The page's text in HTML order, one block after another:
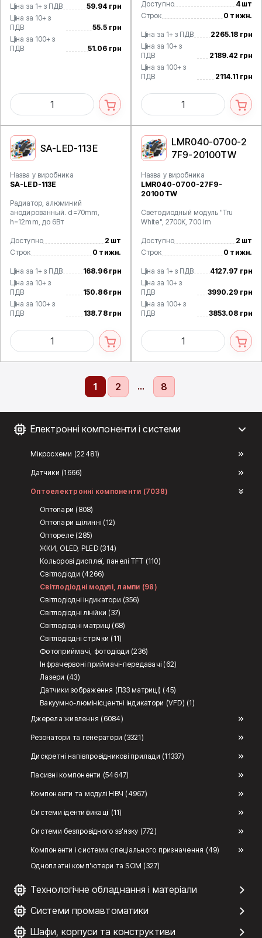
Електронні компоненти і системи
Мікросхеми (22481)
Датчики (1666)
Оптоелектронні компоненти (7038)
Оптопари (808)
Оптопари щілинні (12)
Оптореле (285)
ЖКИ, OLED, PLED (314)
Кольорові дисплеї, панелі TFT (110)
Світлодіоди (4266)
Світлодіодні модулі, лампи (98)
Світлодіодні індикатори (356)
Світлодіодні лінійки (37)
Світлодіодні матриці (68)
Світлодіодні стрічки (11)
Фотоприймачі, фотодіоди (236)
Інфрачервоні приймачі-передавачі (62)
Лазери (43)
Датчики зображення (ПЗЗ матриці) (45)
Вакуумно-люмінісцентні індикатори (VFD) (1)
Джерела живлення (6084)
Резонатори та генератори (3321)
Дискретні напівпровідникові прилади (11337)
Пасивні компоненти (54647)
Компоненти та модулі НВЧ (4967)
Системи ідентификації (11)
Системи безпровідного зв'язку (772)
Компоненти і системи спеціального призначення (49)
Одноплатні комп'ютери та SOM (327)
Технологічне обладнання і матеріали
Системи промавтоматики
Шафи, корпуси та конструктиви
Ціна за 1+ з ПДВ
59.94 грн
Ціна за 10+ з
ПДВ
55.5 грн
Ціна за 100+ з
ПДВ
51.06 грн
Доступно
4 шт
Строк
0 тижн.
Ціна за 1+ з ПДВ
2265.18 грн
Ціна за 10+ з
ПДВ
2189.42 грн
Ціна за 100+ з
ПДВ
2114.11 грн
SA-LED-113E
Назва у виробника
SA-LED-113E
Радиатор, алюминий
анодированный. d=70mm,
h=12mm, до 6Вт
Доступно
2 шт
Строк
0 тижн.
Ціна за 1+ з ПДВ
168.96 грн
Ціна за 10+ з
ПДВ
150.86 грн
Ціна за 100+ з
ПДВ
138.78 грн
LMR040-0700-2
7F9-20100TW
Назва у виробника
LMR040-0700-27F9-
20100TW
Светодиодный модуль "Tru
White", 2700K, 700 lm
Доступно
2 шт
Строк
0 тижн.
Ціна за 1+ з ПДВ
4127.97 грн
Ціна за 10+ з
ПДВ
3990.29 грн
Ціна за 100+ з
ПДВ
3853.08 грн
1 2 ... 8